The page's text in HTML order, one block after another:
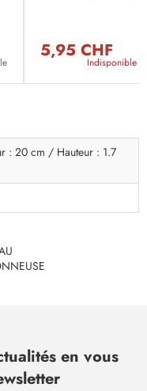
5,95 CHF
Indisponible
: 20 cm / Hauteur : 1.7
en vous